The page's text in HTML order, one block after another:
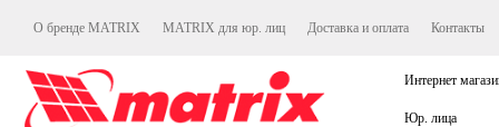
О бренде MATRIX MATRIX для юр. лиц Доставка и оплата Контакты
Интернет
Юр. лица